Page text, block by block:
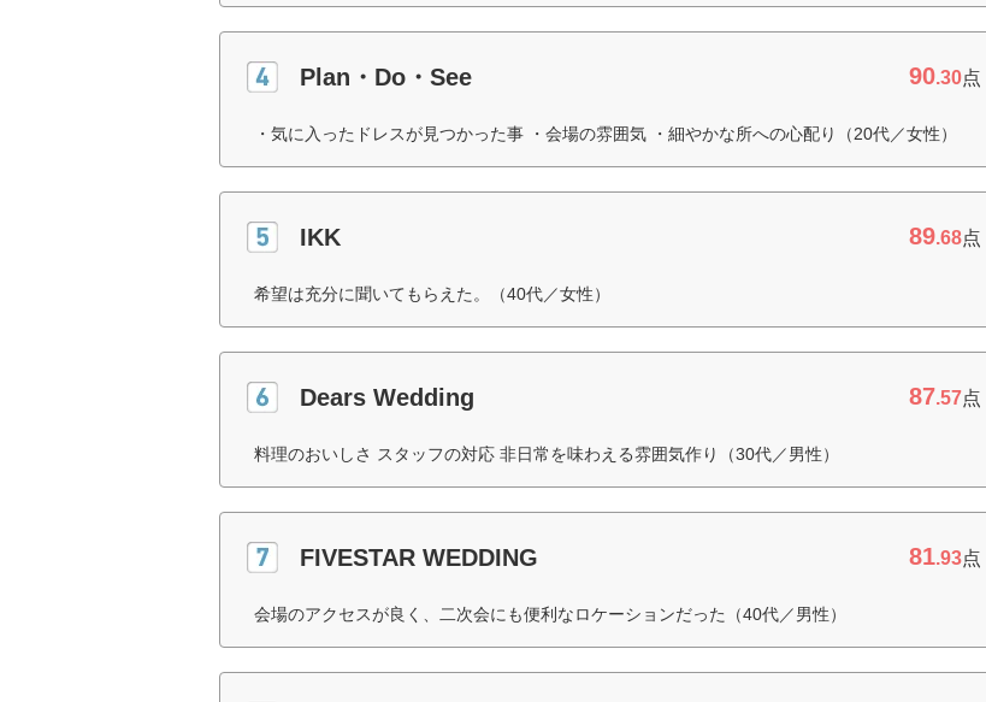
Plan・Do・See 90.30点
・気に入ったドレスが見つかった事 ・会場の雰囲気 ・細やかな所への心配り（20代／女性）
IKK 89.68点
希望は充分に聞いてもらえた。（40代／女性）
Dears Wedding 87.57点
料理のおいしさ スタッフの対応 非日常を味わえる雰囲気作り（30代／男性）
FIVESTAR WEDDING 81.93点
会場のアクセスが良く、二次会にも便利なロケーションだった（40代／男性）